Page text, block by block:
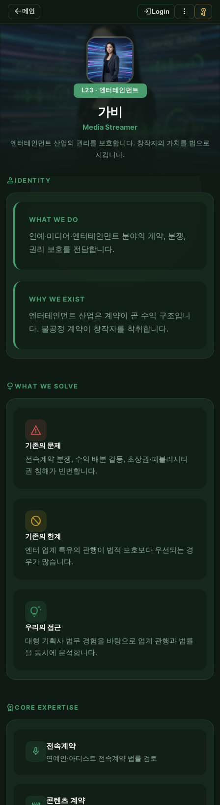
arrow_back 메인 login Login more_vert vpn_key
EN
L23 · 엔터테인먼트
가비
Media Streamer
엔터테인먼트 산업의 권리를 보호합니다. 창작자의 가치를 법으로
지킵니다.
person IDENTITY
WHAT WE DO
연예·미디어·엔터테인먼트 분야의 계약, 분쟁,
권리 보호를 전담합니다.
WHY WE EXIST
엔터테인먼트 산업은 계약이 곧 수익 구조입니
다. 불공정 계약이 창작자를 착취합니다.
lightbulb WHAT WE SOLVE
report_problem
기존의 문제
전속계약 분쟁, 수익 배분 갈등, 초상권·퍼블리시티
권 침해가 빈번합니다.
block
기존의 한계
엔터 업계 특유의 관행이 법적 보호보다 우선되는 경
우가 많습니다.
tips_and_updates
우리의 접근
대형 기획사 법무 경험을 바탕으로 업계 관행과 법률
을 동시에 분석합니다.
workspace_premium CORE EXPERTISE
mic 전속계약
연예인·아티스트 전속계약 법률 검토
콘텐츠 계약